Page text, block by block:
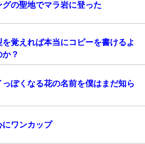
グの聖地でマラ岩に登った
を覚えれば本当にコピーを書けるよ
？
っぽくなる花の名前を僕はまだ知ら
にワンカップ